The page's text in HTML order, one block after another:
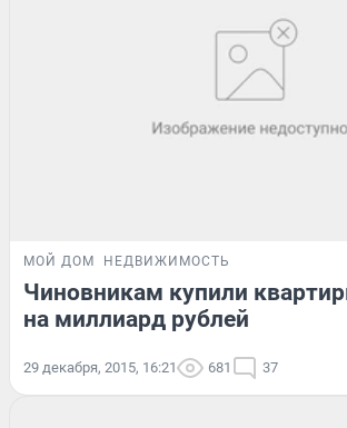
МОЙ ДОМ НЕДВИЖИМОСТЬ
Чиновникам купили
на миллиард рублей
29 декабря, 2015, 16:21 681 37